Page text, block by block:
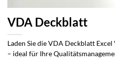
VDA Deckblatt
Laden Sie die VDA Deckblatt
– ideal für Ihre